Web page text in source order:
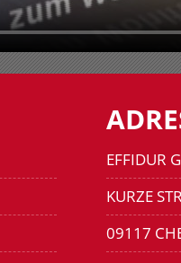
EFFIDUR
KURZE
09117